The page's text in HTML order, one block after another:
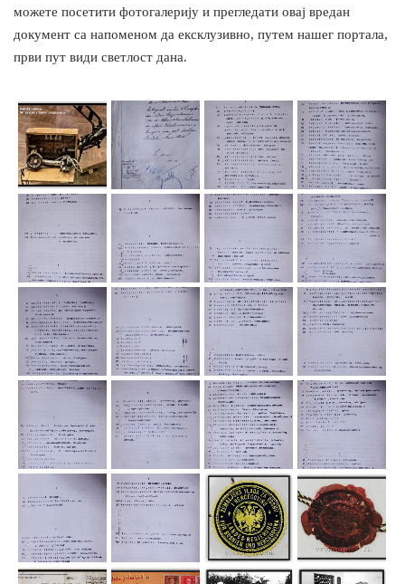
можете посетити фотогалерију и прегледати овај вредан
документ са напоменом да ексклузивно, путем нашег портала,
први пут види светлост дана.